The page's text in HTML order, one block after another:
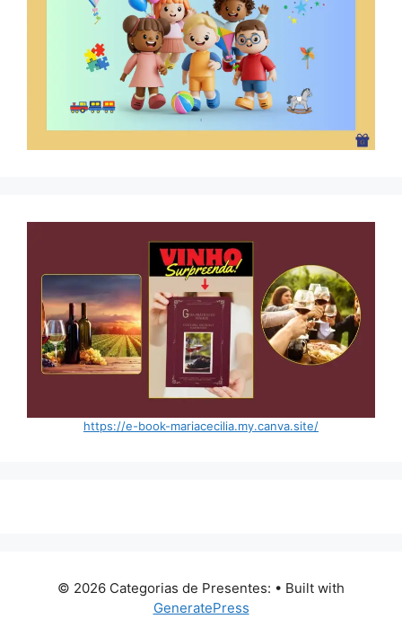
https://e-book-mariacecilia.my.canva.site/
© 2026 Categorias de Presentes: • Built with
GeneratePress